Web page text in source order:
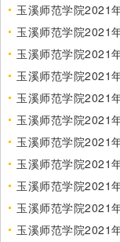
玉溪师范学院2021
玉溪师范学院2021
玉溪师范学院2021
玉溪师范学院2021
玉溪师范学院2021
玉溪师范学院2021
玉溪师范学院2021
玉溪师范学院2021
玉溪师范学院2021
玉溪师范学院2021
玉溪师范学院2021